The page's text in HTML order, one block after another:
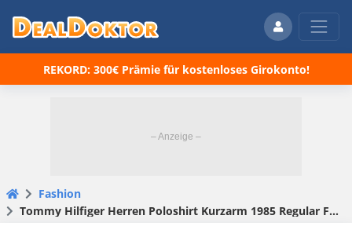
REKORD: 300€ Prämie für kostenloses Girokonto!
Fashion
Tommy Hilfiger Herren Poloshirt Kurzarm 1985 Regular Fit ab 39,44€ (statt 60€)